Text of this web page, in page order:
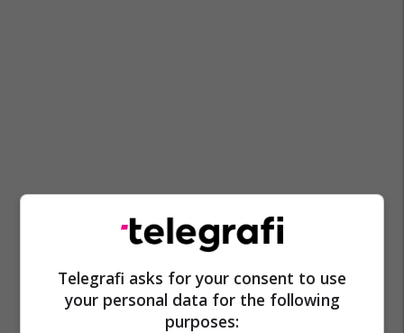
Telegrafi asks for your consent to use
your personal data for the following
purposes: